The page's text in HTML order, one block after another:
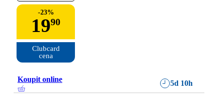
-23%
1990
Clubcard
cena
Koupit online 5d 10h